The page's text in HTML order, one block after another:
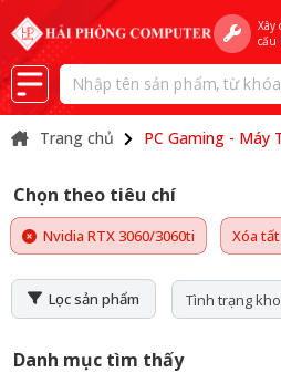
Xây
cấu
Trang chủ PC Gaming - Máy
Chọn theo tiêu chí
Nvidia RTX 3060/3060ti Xóa
Lọc sản phẩm Tình trạng
Danh mục tìm thấy